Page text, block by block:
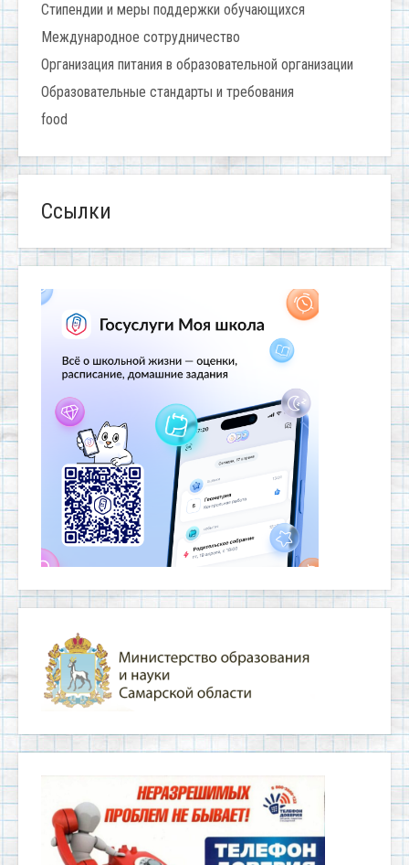
Стипендии и меры поддержки обучающихся
Международное сотрудничество
Организация питания в образовательной организации
Образовательные стандарты и требования
food
Ссылки